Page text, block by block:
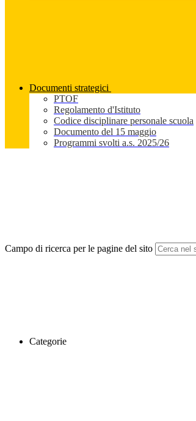
Documenti strategici
PTOF
Regolamento d'Istituto
Codice disciplinare personale scuola
Documento del 15 maggio
Programmi svolti a.s. 2025/26
Campo di ricerca per le pagine del sito
Categorie